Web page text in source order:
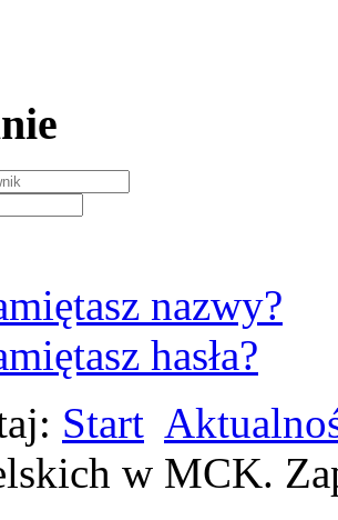
nazwy?
hasła?
Start
w MCK.